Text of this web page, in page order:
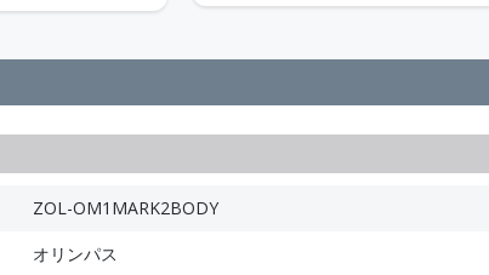
ZOL-OM1MARK2BODY
オリンパス